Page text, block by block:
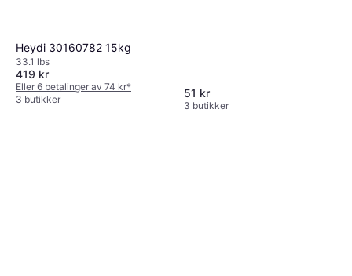
Heydi 30160782 15kg
33.1 lbs
419 kr
Eller 6 betalinger av 74 kr*
3 butikker
51 kr
3 butikker